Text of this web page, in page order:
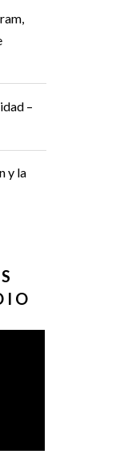
–
y la